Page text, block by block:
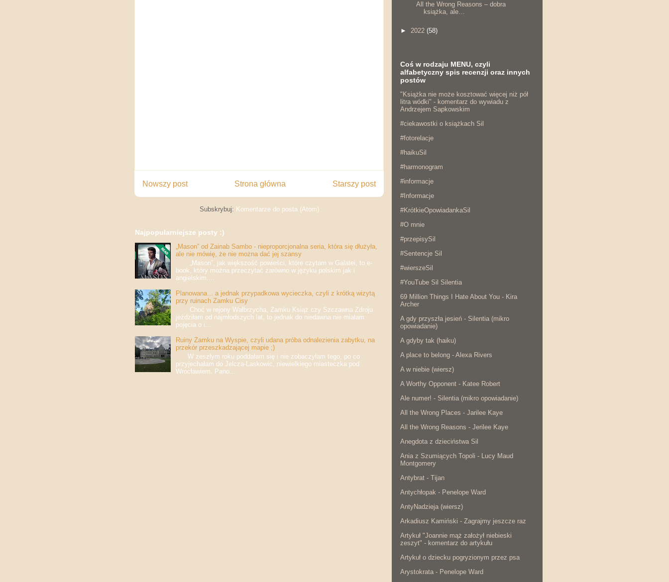
Nowszy post Starszy post
Strona główna
Subskrybuj: Komentarze do posta (Atom)
Najpopularniejsze posty :)
„Mason” od Zainab Sambo - nieproporcjonalna seria, która się dłużyła,
ale nie mówię, że nie można dać jej szansy
„Mason”, jak większość powieści, które czytam w Galatei, to e-
book, który można przeczytać zarówno w języku polskim jak i
angielskim....
Planowana... a jednak przypadkowa wycieczka, czyli z krótką wizytą
przy ruinach Zamku Cisy
Choć w rejony Wałbrzycha, Zamku Książ czy Szczawna Zdroju
jeździłam od najmłodszych lat, to jednak do niedawna nie miałam
pojęcia o i...
Ruiny Zamku na Wyspie, czyli udana próba odnalezienia zabytku, na
przekór przeszkadzającej mapie ;)
W zeszłym roku poddałam się i nie zobaczyłam tego, po co
przyjechałam do Jelcza-Laskowic, niewielkiego miasteczka pod
Wrocławiem. Pano...
All the Wrong Reasons – dobra
książka, ale…
► 2022 (58)
Coś w rodzaju MENU, czyli
alfabetyczny spis recenzji oraz innych
postów
"Książka nie może kosztować więcej niż pół
litra wódki" - komentarz do wywiadu z
Andrzejem Sapkowskim
#ciekawostki o książkach Sil
#fotorelacje
#haikuSil
#harmonogram
#informacje
#Informacje
#KrótkieOpowiadankaSil
#O mnie
#przepisySil
#Sentencje Sil
#wierszeSil
#YouTube Sil Silentia
69 Million Things I Hate About You - Kira
Archer
A gdy przyszła jesień - Silentia (mikro
opowiadanie)
A gdyby tak (haiku)
A place to belong - Alexa Rivers
A w niebie (wiersz)
A Worthy Opponent - Katee Robert
Ale numer! - Silentia (mikro opowiadanie)
All the Wrong Places - Jarilee Kaye
All the Wrong Reasons - Jerilee Kaye
Anegdota z dzieciństwa Sil
Ania z Szumiących Topoli - Lucy Maud
Montgomery
Antybrat - Tijan
Antychłopak - Penelope Ward
AntyNadzieja (wiersz)
Arkadiusz Kamiński - Zagrajmy jeszcze raz
Artykuł "Joannie mąż założył niebieski
zeszyt" - komentarz do artykułu
Artykuł o dziecku pogryzionym przez psa
Arystokrata - Penelope Ward